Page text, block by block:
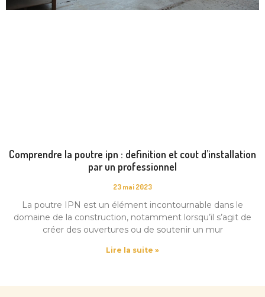
Comprendre la poutre ipn : definition et cout d’installation
par un professionnel
23 mai 2023
La poutre IPN est un élément incontournable dans le
domaine de la construction, notamment lorsqu’il s’agit de
créer des ouvertures ou de soutenir un mur
Lire la suite »